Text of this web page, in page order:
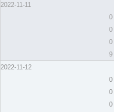
2022-11-11
0
0
0
9
2022-11-12
0
0
0